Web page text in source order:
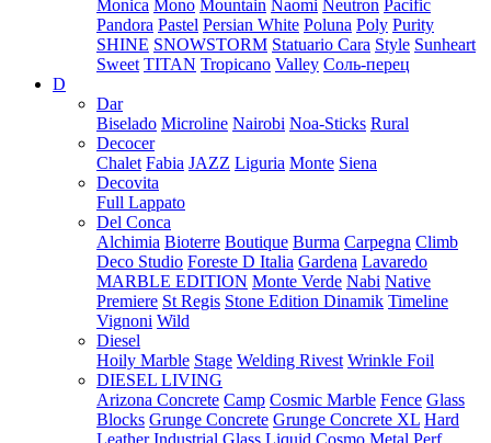
Monica Mono Mountain Naomi Neutron Pacific
Pandora Pastel Persian White Poluna Poly Purity
SHINE SNOWSTORM Statuario Cara Style Sunheart
Sweet TITAN Tropicano Valley Соль-перец
D
Dar
Biselado Microline Nairobi Noa-Sticks Rural
Decocer
Chalet Fabia JAZZ Liguria Monte Siena
Decovita
Full Lappato
Del Conca
Alchimia Bioterre Boutique Burma Carpegna Climb
Deco Studio Foreste D Italia Gardena Lavaredo
MARBLE EDITION Monte Verde Nabi Native
Premiere St Regis Stone Edition Dinamik Timeline
Vignoni Wild
Diesel
Hoily Marble Stage Welding Rivest Wrinkle Foil
DIESEL LIVING
Arizona Concrete Camp Cosmic Marble Fence Glass
Blocks Grunge Concrete Grunge Concrete XL Hard